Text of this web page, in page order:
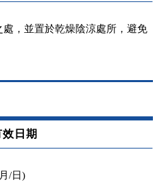
，並置於乾燥陰涼處所，避免
/日)